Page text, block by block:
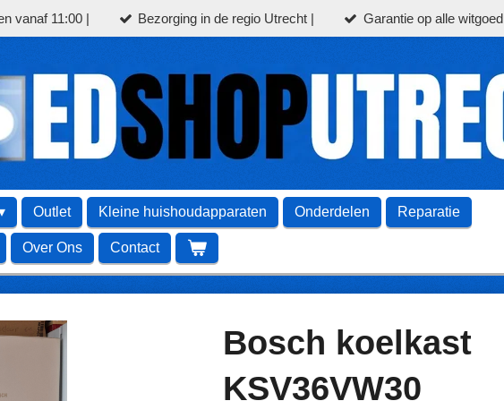
vanaf 11:00 | Bezorging in de regio Utrecht | Garantie op alle witgoed
Outlet Kleine huishoudapparaten Onderdelen Reparatie
Over Ons Contact
Bosch koelkast
KSV36VW30